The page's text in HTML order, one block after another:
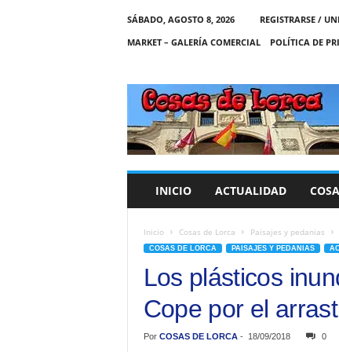
SÁBADO, AGOSTO 8, 2026
REGISTRARSE /
MARKET – GALERÍA COMERCIAL
POLÍTICA DE
C
A
S
INICIO ACTUALIDAD
Inicio Cosas de Lorca Paisajes y pedanias
COSAS DE LORCA PAISAJES Y PEDANIAS
Los plásticos
Cope por el
Por COSAS DE LORCA- 18/09/2018 0